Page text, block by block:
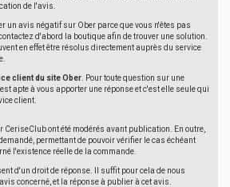
de l'avis.
un avis négatif sur Ober parce que vous n'êtes pas
d'abord la boutique afin de trouver une solution.
en effet être résolus directement auprès du service
client du site Ober . Pour toute question sur une
apte à vous apporter une réponse et c'est elle seule qui
client.
CeriseClub ont été modérés avant publication. En outre,
permettant de pouvoir vérifier le cas échéant
l'existence réelle de la commande.
d'un droit de réponse. Il suffit pour cela de nous
concerné, et la réponse à publier à cet avis.